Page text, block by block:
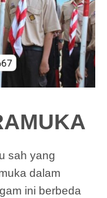
sah yang
dalam
ini berbeda